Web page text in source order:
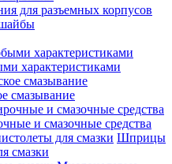
для разъемных корпусов
характеристиками
смазывание
и смазочные средства
Шприцы
смазки